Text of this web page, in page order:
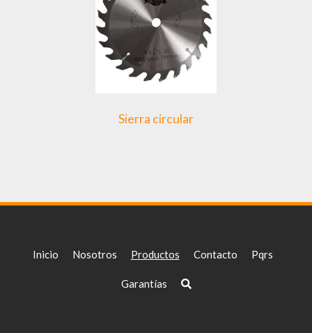
Sierra circular
Inicio Nosotros Productos Contacto Pqrs
Garantías